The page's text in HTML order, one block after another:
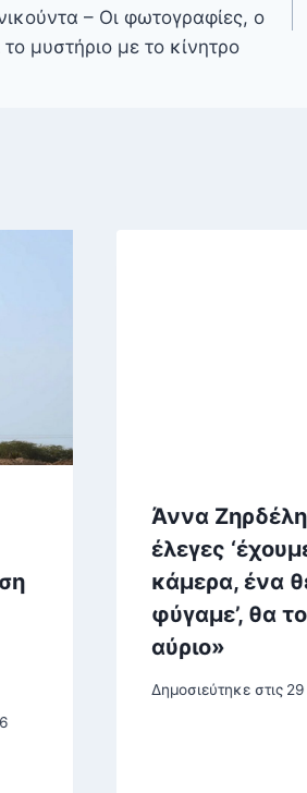
– Οι φωτογραφίες, ο
μυστήριο με το κίνητρο
Άννα
έλεγες
κάμερα, ένα
φύγαμε’, θα
αύριο»
Δημοσιεύτηκε στις